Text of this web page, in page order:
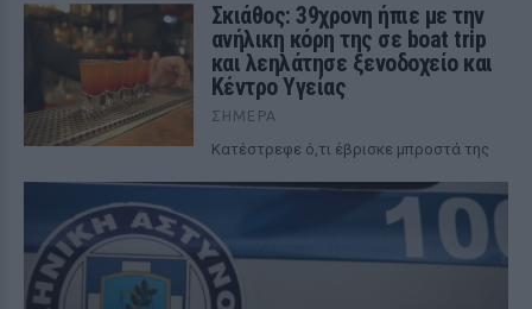
Σκιάθος: 39χρονη ήπιε με την
ανήλικη κόρη της σε boat trip
και λεηλάτησε ξενοδοχείο και
Κέντρο Υγείας
ΣΉΜΕΡΑ
Κατέστρεφε ό,τι έβρισκε μπροστά της